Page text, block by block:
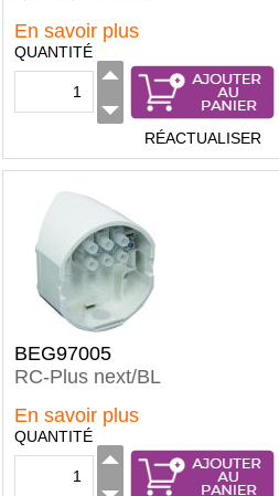
En savoir plus
QUANTITÉ
RÉACTUALISER
BEG97005
RC-Plus next/BL
En savoir plus
QUANTITÉ